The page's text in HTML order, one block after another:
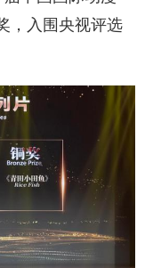
，入围央视评选